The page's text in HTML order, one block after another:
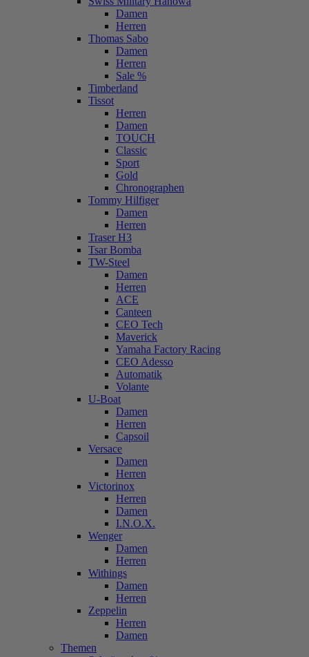
Damen
Herren
Thomas Sabo
Damen
Herren
Sale %
Timberland
Tissot
Herren
Damen
TOUCH
Classic
Sport
Gold
Chronographen
Tommy Hilfiger
Damen
Herren
Traser H3
Tsar Bomba
TW-Steel
Damen
Herren
ACE
Canteen
CEO Tech
Maverick
Yamaha Factory Racing
CEO Adesso
Automatik
Volante
U-Boat
Damen
Herren
Capsoil
Versace
Damen
Herren
Victorinox
Herren
Damen
I.N.O.X.
Wenger
Damen
Herren
Withings
Damen
Herren
Zeppelin
Herren
Damen
Themen